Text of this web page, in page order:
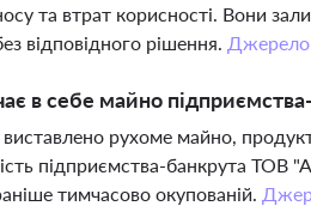
та втрат корисності. Вони
відповідного рішення. Джерело
в себе майно
рухоме майно,
підприємства-банкрута ТОВ
тимчасово окупованій.